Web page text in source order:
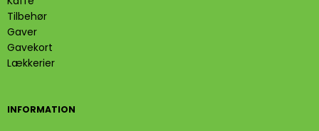
Tilbehør
Gaver
Gavekort
Lækkerier
INFORMATION